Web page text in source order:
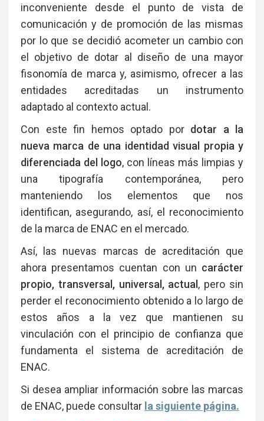
inconveniente desde el punto de vista de
comunicación y de promoción de las mismas
por lo que se decidió acometer un cambio con
el objetivo de dotar al diseño de una mayor
fisonomía de marca y, asimismo, ofrecer a las
entidades acreditadas un instrumento
adaptado al contexto actual.
Con este fin hemos optado por dotar a la
nueva marca de una identidad visual propia y
diferenciada del logo, con líneas más limpias y
una tipografía contemporánea, pero
manteniendo los elementos que nos
identifican, asegurando, así, el reconocimiento
de la marca de ENAC en el mercado.
Así, las nuevas marcas de acreditación que
ahora presentamos cuentan con un carácter
propio, transversal, universal, actual, pero sin
perder el reconocimiento obtenido a lo largo de
estos años a la vez que mantienen su
vinculación con el principio de confianza que
fundamenta el sistema de acreditación de
ENAC.
Si desea ampliar información sobre las marcas
de ENAC, puede consultar la siguiente página.